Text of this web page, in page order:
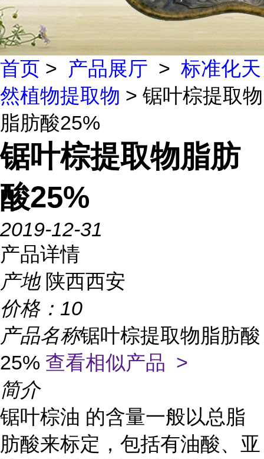
首页 > 产品展厅 > 标准化天
然植物提取物 > 锯叶棕提取物
脂肪酸25%
锯叶棕提取物脂肪
酸25%
2019-12-31
产品详情
产地 陕西西安
价格： 10
产品名称锯叶棕提取物脂肪酸
25% 查看相似产品 >
简介
锯叶棕油 的含量一般以总脂
肪酸来标定，包括有油酸、亚